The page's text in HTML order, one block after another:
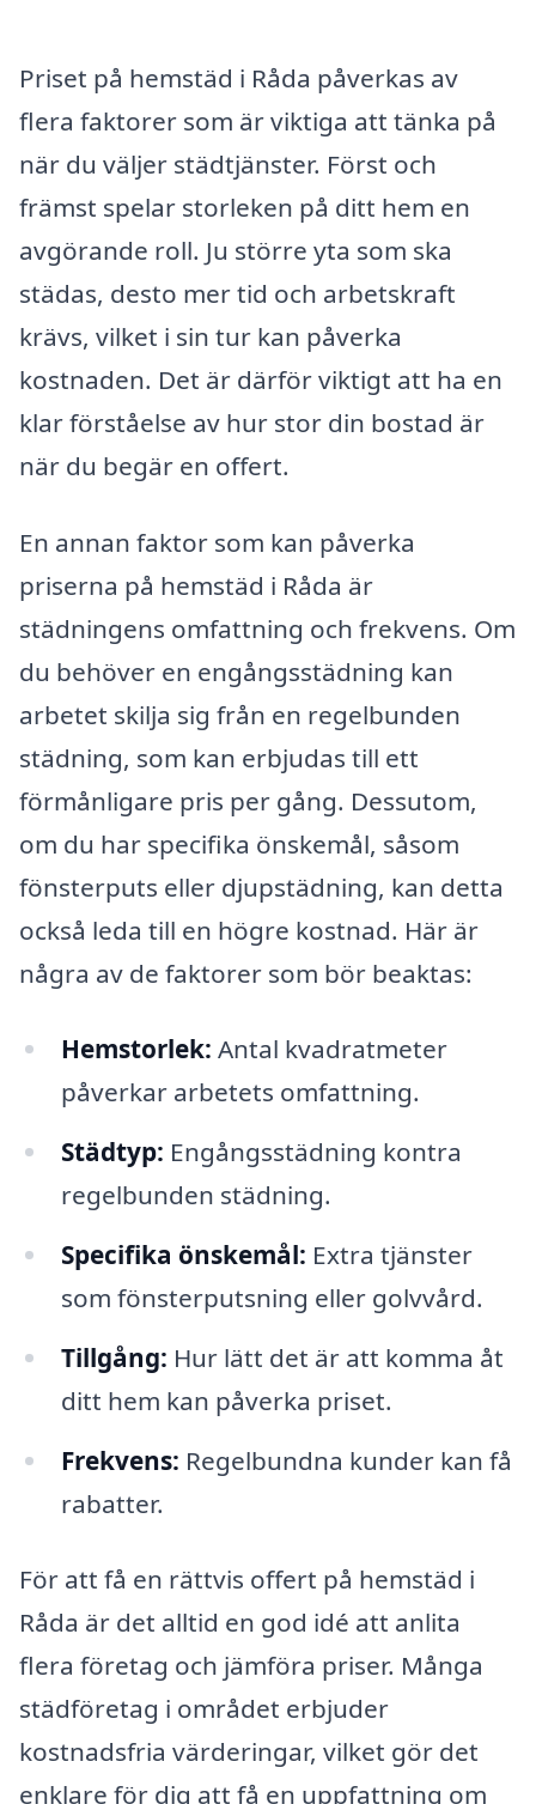
Priset på hemstäd i Råda påverkas av
flera faktorer som är viktiga att tänka på
när du väljer städtjänster. Först och
främst spelar storleken på ditt hem en
avgörande roll. Ju större yta som ska
städas, desto mer tid och arbetskraft
krävs, vilket i sin tur kan påverka
kostnaden. Det är därför viktigt att ha en
klar förståelse av hur stor din bostad är
när du begär en offert.
En annan faktor som kan påverka
priserna på hemstäd i Råda är
städningens omfattning och frekvens. Om
du behöver en engångsstädning kan
arbetet skilja sig från en regelbunden
städning, som kan erbjudas till ett
förmånligare pris per gång. Dessutom,
om du har specifika önskemål, såsom
fönsterputs eller djupstädning, kan detta
också leda till en högre kostnad. Här är
några av de faktorer som bör beaktas:
Hemstorlek: Antal kvadratmeter
påverkar arbetets omfattning.
Städtyp: Engångsstädning kontra
regelbunden städning.
Specifika önskemål: Extra tjänster
som fönsterputsning eller golvvård.
Tillgång: Hur lätt det är att komma åt
ditt hem kan påverka priset.
Frekvens: Regelbundna kunder kan få
rabatter.
För att få en rättvis offert på hemstäd i
Råda är det alltid en god idé att anlita
flera företag och jämföra priser. Många
städföretag i området erbjuder
kostnadsfria värderingar, vilket gör det
enklare för dig att få en uppfattning om